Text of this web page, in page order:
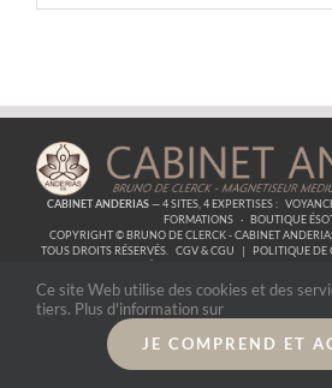
CABINET ANDERIAS— 4 SITES, 4 EXPERTISES :
FORMATIONS · BOUTIQUE
COPYRIGHT © BRUNO DE CLERCK - CABINET
TOUS DROITS RÉSERVÉS.
CGV & CGU | POLITIQUE DE
Ce site Web utilise des cookies et des
tiers. Plus d'information sur
JE COMPREND ET